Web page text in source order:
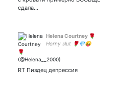
под кровавым дождём
сдала…
Helena Courtney 🌹
Horny slut 🌹💎😜
RT Пиздец депрессия